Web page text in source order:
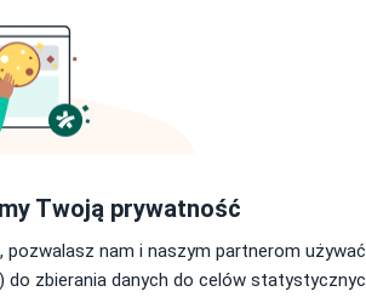
Dziewczyne
Twoją prywatność
pozwalasz nam i naszym partnerom
do zbierania danych do celów